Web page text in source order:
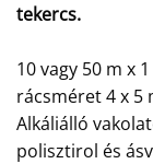
tekercs.
10 vagy 50 m x
rácsméret 4 x 5
Alkáliálló
polisztirol és